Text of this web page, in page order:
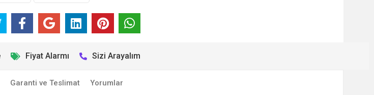
Fiyat Alarmı Sizi Arayalım
Garanti ve Teslimat Yorumlar